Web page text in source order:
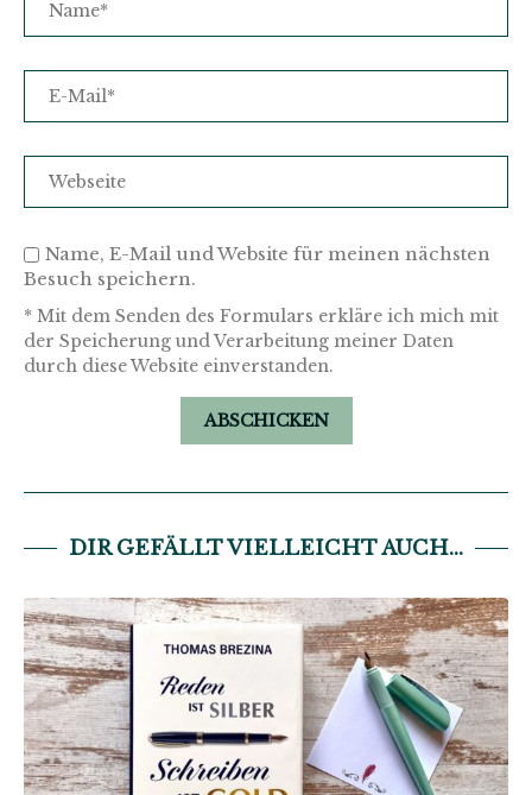
Name, E-Mail und Website für meinen nächsten
Besuch speichern.
* Mit dem Senden des Formulars erkläre ich mich mit
der Speicherung und Verarbeitung meiner Daten
durch diese Website einverstanden.
DIR GEFÄLLT VIELLEICHT AUCH...